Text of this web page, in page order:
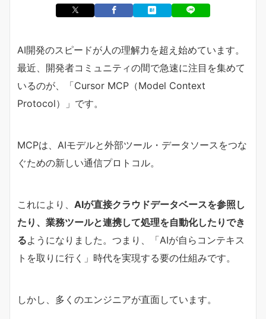
AI開発のスピードが人の理解力を超え始めています。
最近、開発者コミュニティの間で急速に注目を集めて
いるのが、「Cursor MCP（Model Context
Protocol）」です。
MCPは、AIモデルと外部ツール・データソースをつな
ぐための新しい通信プロトコル。
これにより、 AIが直接クラウドデータベースを参照し
たり、業務ツールと連携して処理を自動化したりでき
るようになりました。つまり、「AIが自らコンテキス
トを取りに行く」時代を実現する要の仕組みです。
しかし、多くのエンジニアが直面しています。